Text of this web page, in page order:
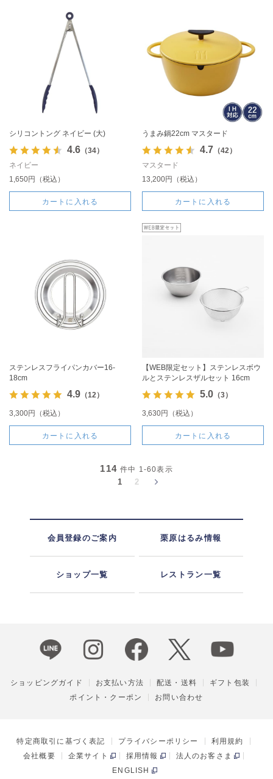
シリコントング ネイビー (大)
4.6（34）
ネイビー
1,650円（税込）
カートに入れる
うまみ鍋22cm マスタード
4.7 （42）
マスタード
13,200円（税込）
カートに入れる
ステンレスフライパンカバー16-
18cm
4.9（12）
3,300円（税込）
カートに入れる
【WEB限定セット】ステンレスボウ
ルとステンレスザルセット 16cm
5.0（3）
3,630円（税込）
カートに入れる
114 件中 1-60表示
1 2
会員登録のご案内 栗原はるみ情報
ショップ一覧 レストラン一覧
ショッピングガイド お支払い方法 配送・送料
ギフト包装
ポイント・クーポン
お問い合わせ
特定商取引に基づく表記 プライバシーポリシー
利用規約
会社概要
企業サイト 採用情報
法人のお客さま
ENGLISH